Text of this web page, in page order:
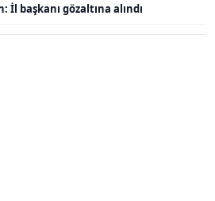
başkanı gözaltına alındı